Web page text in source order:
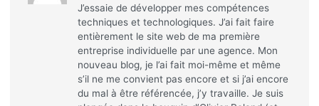
J’essaie de développer mes compétences
techniques et technologiques. J’ai fait faire
entièrement le site web de ma première
entreprise individuelle par une agence. Mon
nouveau blog, je l’ai fait moi-même et même
s’il ne me convient pas encore et si j’ai encore
du mal à être référencée, j’y travaille. Je suis